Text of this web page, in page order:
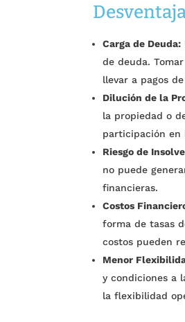
Carga de Deuda:
de deuda.
llevar a pagos
Dilución de la
la propiedad o
participación en
Riesgo de
no puede
financieras.
Costos
forma de tasas
costos pueden
Menor
y condiciones a
la flexibilidad